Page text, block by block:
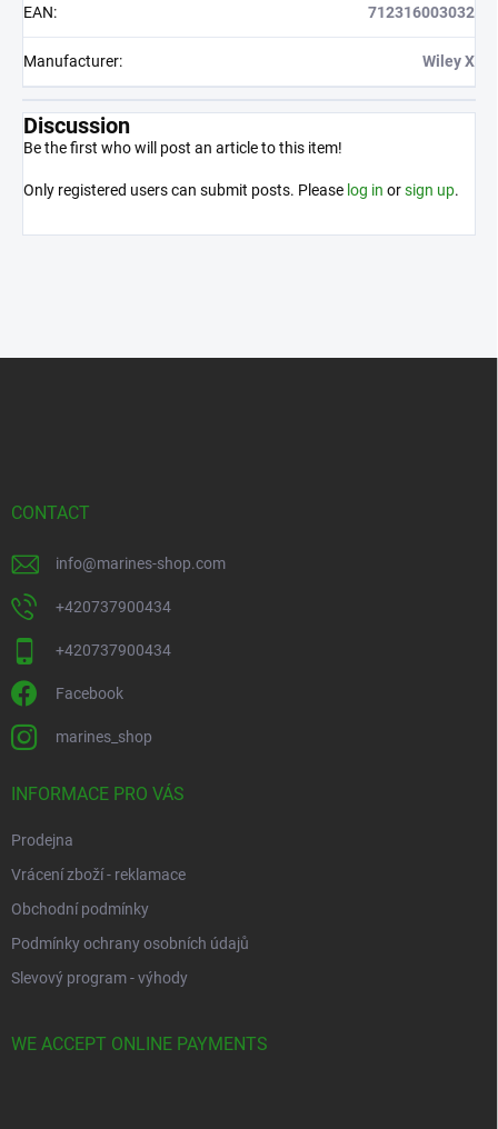
EAN: 712316003032
Manufacturer: Wiley X
Discussion
Be the first who will post an article to this item!
Only registered users can submit posts. Please log in orsign up.
CONTACT
info@marines-shop.com
+420737900434
+420737900434
Facebook
marines_shop
INFORMACE PRO VÁS
Prodejna
Vrácení zboží - reklamace
Obchodní podmínky
Podmínky ochrany osobních údajů
Slevový program - výhody
WE ACCEPT ONLINE PAYMENTS